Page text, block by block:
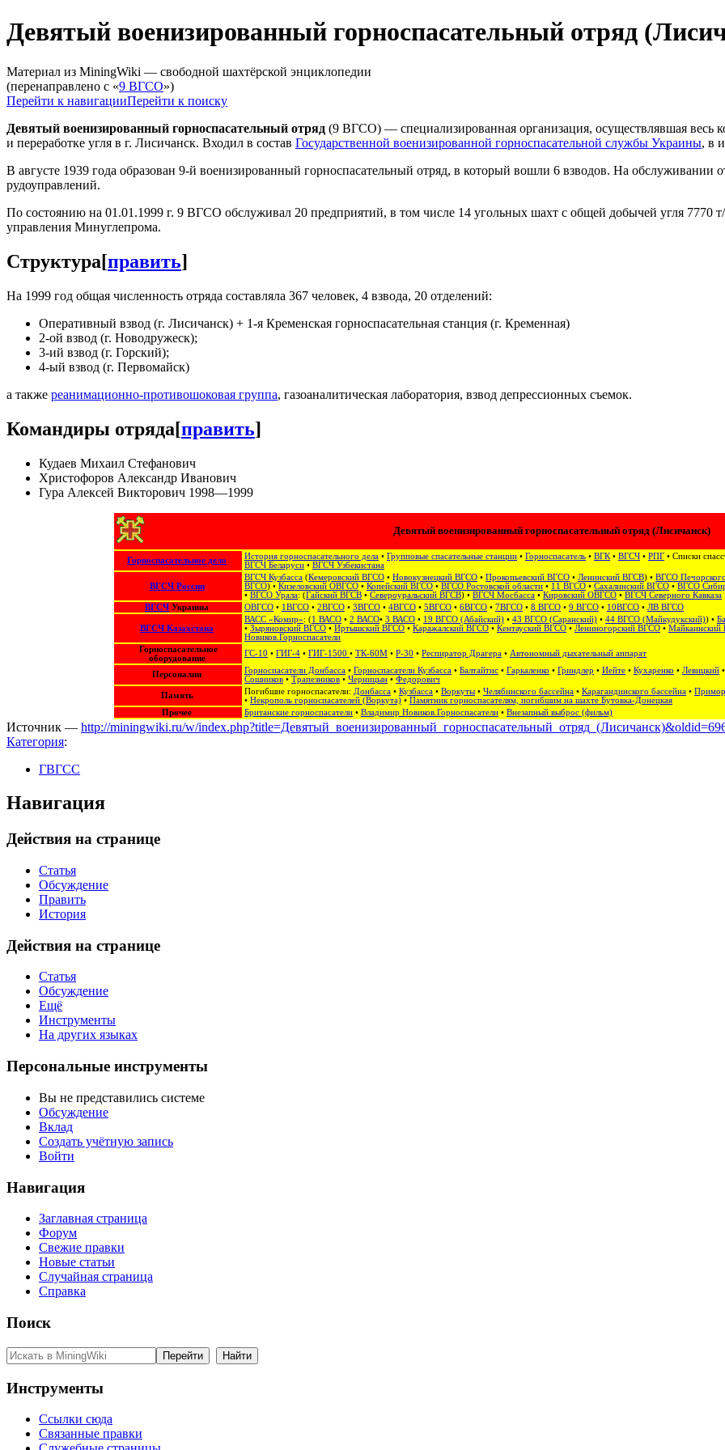
Девятый военизированный горноспасательный отряд
Материал из MiningWiki — свободной шахтёрской энциклопедии
(перенаправлено с «9 ВГСО»)
Перейти к навигацииПерейти к поиску
Девятый военизированный горноспасательный отряд (9 ВГСО) — специализированная организация, осуществлявшая весь
и переработке угля в г. Лисичанск. Входил в состав Государственной военизированной горноспасательной службы Украины, в
В августе 1939 года образован 9-й военизированный горноспасательный отряд, в который вошли 6 взводов. На обслуживании
рудоуправлений.
По состоянию на 01.01.1999 г. 9 ВГСО обслуживал 20 предприятий, в том числе 14 угольных шахт с общей добычей угля 7770
управления Минуглепрома.
Структура[править]
На 1999 год общая численность отряда составляла 367 человек, 4 взвода, 20 отделений:
Оперативный взвод (г. Лисичанск) + 1-я Кременская горноспасательная станция (г. Кременная)
2-ой взвод (г. Новодружеск);
3-ий взвод (г. Горский);
4-ый взвод (г. Первомайск)
а также реанимационно-противошоковая группа, газоаналитическая лаборатория, взвод депрессионных съемок.
Командиры отряда[править]
Кудаев Михаил Стефанович
Христофоров Александр Иванович
Гура Алексей Викторович 1998—1999
Девятый военизированный горноспасательный отряд (Лисичанск)
Горноспасательное дело История горноспасательного дела • Групповые спасательные станции • Горноспасатель • ВГК • ВГСЧ • РПГ • Списки
ВГСЧ Беларуси • ВГСЧ Узбекистана
ВГСЧ России
ВГСЧ Кузбасса (Кемеровский ВГСО • Новокузнецкий ВГСО • Прокопьевский ВГСО • Ленинский ВГСВ) • ВГСО
ВГСО) • Кизеловский ОВГСО • Копейский ВГСО • ВГСО Ростовской области • 11 ВГСО • Сахалинский ВГСО ‎ • ВГСО
• ВГСО Урала: (Гайский ВГСВ • Североуральский ВГСВ) • ВГСЧ Мосбасса • Кировский ОВГСО • ВГСЧ Северного Кавказа
ВГСЧ Украины ОВГСО • 1ВГСО • 2ВГСО • 3ВГСО • 4ВГСО • 5ВГСО • 6ВГСО • 7ВГСО • 8 ВГСО • 9 ВГСО • 10ВГСО • ЛВ ВГСО
ВГСЧ Казахстана
ВАСС «Комир»: (1 ВАСО • 2 ВАСО• 3 ВАСО • 19 ВГСО (Абайский) • 43 ВГСО (Саранский) • 44 ВГСО (Майкудукский)) •
• Зыряновский ВГСО • Иртышский ВГСО • Каражалский ВГСО • Кентауский ВГСО • Лениногорский ВГСО •
Новиков.Горноспасатели
Горноспасательное
оборудование
ГС-10 • ГИГ-4 • ГИГ-1500 • ТК-60М • Р-30 • Респиратор Драгера • Автономный дыхательный аппарат
Персоналии Горноспасатели Донбасса • Горноспасатели Кузбасса • Балтайтис • Гаркаленко • Гриндлер • Иейте • Кухаренко • Левицкий
Сошников • Трапезников • Черницын • Федорович
Память
Погибшие горноспасатели: Донбасса • Кузбасса • Воркуты • Челябинского бассейна • Карагандинского бассейна •
• Некрополь горноспасателей (Воркута) • Памятник горноспасателям, погибшим на шахте Бутовка-Донецкая
Прочее
Британские горноспасатели • Владимир Новиков.Горноспасатели • Внезапный выброс (фильм)
Источник — http://miningwiki.ru/w/
Категория:
ГВГСС
Навигация
Действия на странице
Статья
Обсуждение
Править
История
Действия на странице
Статья
Обсуждение
Ещё
Инструменты
На других языках
Персональные инструменты
Вы не представились системе
Обсуждение
Вклад
Создать учётную запись
Войти
Навигация
Заглавная страница
Форум
Свежие правки
Новые статьи
Случайная страница
Справка
Поиск
Инструменты
Ссылки сюда
Связанные правки